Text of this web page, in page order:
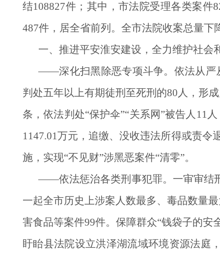
结108827件；其中，市法院受理各类案件
487件，居全省前列。全市法院收案总量
一、推进平安淮安建设，全力维护社会
——深化扫黑除恶专项斗争。依法从严
判处五年以上有期徒刑至死刑的80人，形
条，依法判处“保护伞”“关系网”被告人11
1147.01万元，追缴、没收违法所得或责
施，实现“不见财”涉黑恶案件“清零”。
——依法惩治各类刑事犯罪。一审审结
一起全市历史上涉案人数最多、毒品数量
害食品等案件99件。保障群众“钱袋子的安
盱眙县法院设立洪泽湖流域环境资源法庭